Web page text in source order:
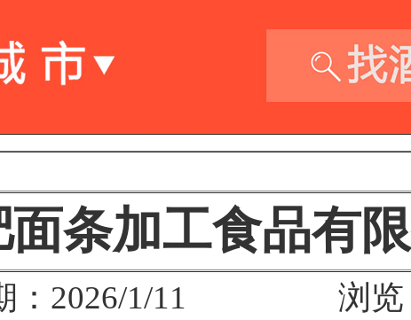
条加工食品有
期：2026/1/11 浏览